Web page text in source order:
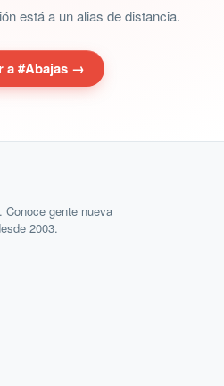
está a un alias de distancia.
a #Abajas →
Conoce gente nueva
2003.